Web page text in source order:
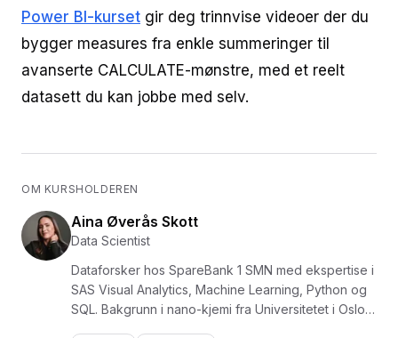
Power BI-kurset gir deg trinnvise videoer der du
bygger measures fra enkle summeringer til
avanserte CALCULATE-mønstre, med et reelt
datasett du kan jobbe med selv.
OM KURSHOLDEREN
Aina Øverås Skott
Data Scientist
Dataforsker hos SpareBank 1 SMN med ekspertise i
SAS Visual Analytics, Machine Learning, Python og
SQL. Bakgrunn i nano-kjemi fra Universitetet i Oslo,